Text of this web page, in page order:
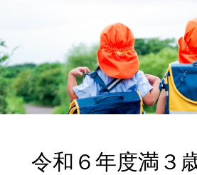
令和６年度満３